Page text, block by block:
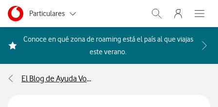
Ir a la pagina principal de vodafone.es
Menu navegación Segmento
Particulares
Autónomos
Grandes empresas
Abrir buscador.
Menu
Abre
Conoce en qué zona de roaming está el país al que viajas
este verano. Acceder a la FAQ Qué
El Blog de Ayuda Vodafone